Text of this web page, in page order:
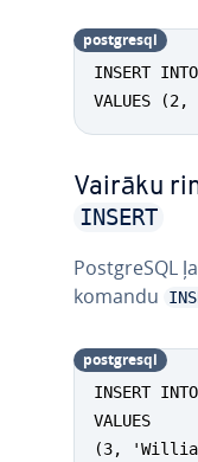
INSERT
VALUES
postgresql
Vairāku
INSERT
PostgreSQL
komandu
INSERT
VALUES
(3,
postgresql